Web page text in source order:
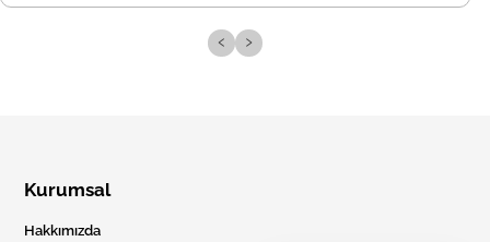
‹ ›
Kurumsal
Hakkımızda